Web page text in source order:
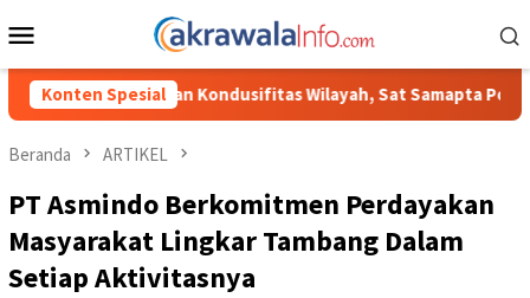
ke
Mobile
Konten Spesial
Kondusifitas Wilayah, Sat Samapta Polres Toraja Utara
Beranda ARTIKEL
PT Asmindo Berkomitmen Perdayakan
Masyarakat Lingkar Tambang Dalam
Setiap Aktivitasnya